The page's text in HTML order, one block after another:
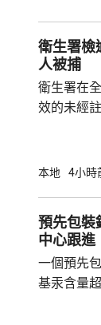
令極少數
的炎症及
衛生署
人被捕
衛生署在
效的未經
在3間店鋪
因」的藥
非法管有
警方拘捕
本地 4小時
預先包
中心跟進
一個預先
基汞含量超